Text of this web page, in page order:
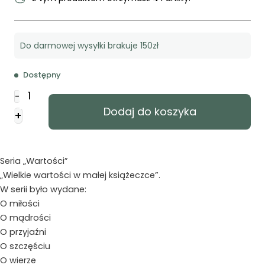
Do darmowej wysyłki brakuje 150zł
Dostępny
-
ilość
czasie
+ Dodaj do koszyka
Seria „Wartości”
„Wielkie wartości w małej książeczce”.
W serii było wydane:
O miłości
O mądrości
O przyjaźni
O szczęściu
O wierze